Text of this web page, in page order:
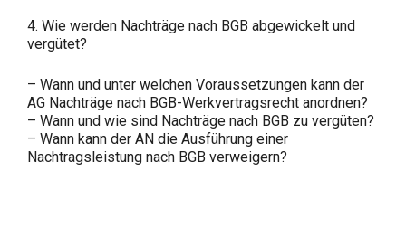
4. Wie werden Nachträge nach BGB abgewickelt und
vergütet?
– Wann und unter welchen Voraussetzungen kann der
AG Nachträge nach BGB-Werkvertragsrecht anordnen?
– Wann und wie sind Nachträge nach BGB zu vergüten?
– Wann kann der AN die Ausführung einer
Nachtragsleistung nach BGB verweigern?